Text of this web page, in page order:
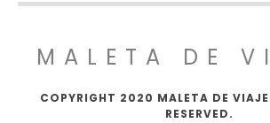
MALETA DE
COPYRIGHT 2020 MALETA DE
RESERVED.